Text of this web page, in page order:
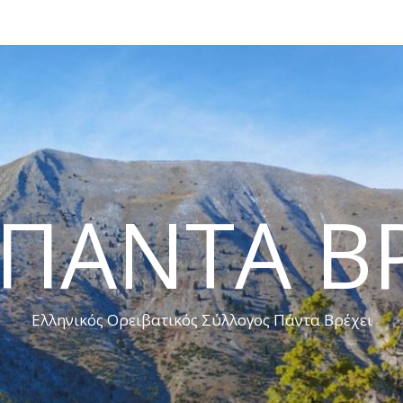
Ελληνικός Ορειβατικός Σύλλογος Πάντα Βρέχει